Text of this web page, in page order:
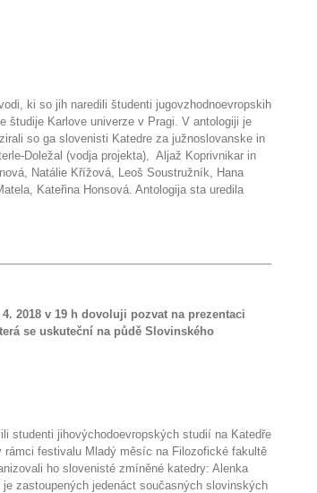
ki so jih naredili študenti jugovzhodnoevropskih
Karlove univerze v Pragi. V antologiji je
so ga slovenisti Katedre za južnoslovanske in
Doležal (vodja projekta), Aljaž Koprivnikar in
Natálie Křížová, Leoš Soustružník, Hana
Kateřina Honsová. Antologija sta uredila
2018 v 19 h dovoluji pozvat na prezentaci
se uskuteční na půdě Slovinského
studenti jihovýchodoevropských studií na Katedře
festivalu Mladý měsíc na Filozofické fakultě
ho slovenisté zmíněné katedry: Alenka
zastoupených jedenáct současných slovinských